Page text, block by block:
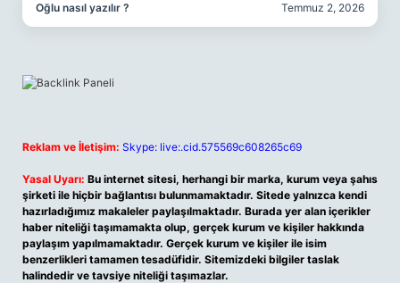
Oğlu nasıl yazılır ? Temmuz 2, 2026
Reklam ve İletişim: Skype: live:.cid.575569c608265c69
Yasal Uyarı: Bu internet sitesi, herhangi bir marka, kurum veya şahıs
şirketi ile hiçbir bağlantısı bulunmamaktadır. Sitede yalnızca kendi
hazırladığımız makaleler paylaşılmaktadır. Burada yer alan içerikler
haber niteliği taşımamakta olup, gerçek kurum ve kişiler hakkında
paylaşım yapılmamaktadır. Gerçek kurum ve kişiler ile isim
benzerlikleri tamamen tesadüfidir. Sitemizdeki bilgiler taslak
halindedir ve tavsiye niteliği taşımazlar.